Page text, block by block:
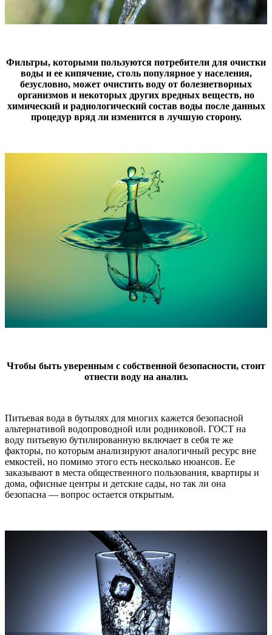
Фильтры, которыми пользуются потребители для очистки
воды и ее кипячение, столь популярное у населения,
безусловно, может очистить воду от болезнетворных
организмов и некоторых других вредных веществ, но
химический и радиологический состав воды после данных
процедур вряд ли изменится в лучшую сторону.
Чтобы быть уверенным с собственной безопасности, стоит
отнести воду на анализ.
Питьевая вода в бутылях для многих кажется безопасной
альтернативой водопроводной или родниковой. ГОСТ на
воду питьевую бутилированную включает в себя те же
факторы, по которым анализируют аналогичный ресурс вне
емкостей, но помимо этого есть несколько нюансов. Ее
заказывают в места общественного пользования, квартиры и
дома, офисные центры и детские сады, но так ли она
безопасна — вопрос остается открытым.